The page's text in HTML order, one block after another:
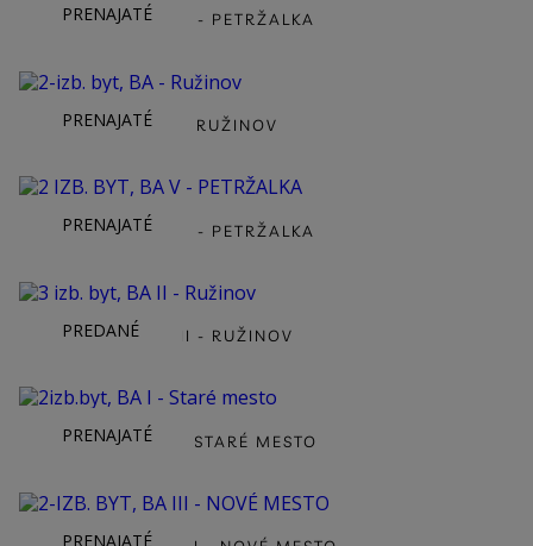
1 IZB. BYT, BA V - PETRŽALKA
PRENAJATÉ
2-IZB. BYT, BA - RUŽINOV
PRENAJATÉ
2 IZB. BYT, BA V - PETRŽALKA
PRENAJATÉ
3 IZB. BYT, BA II - RUŽINOV
PREDANÉ
2IZB.BYT, BA I - STARÉ MESTO
PRENAJATÉ
PRENAJATÉ